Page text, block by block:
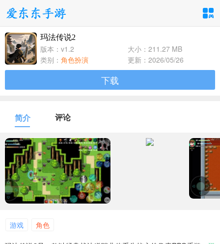
手游分类
卡牌回合
1百+款手游
1百+款手游
体育竞速
1百+款手游
冒险解谜
1百+款手游
模拟经营
音乐舞蹈
1百+款手游
儿童教育
1百+款手游
玛法传说2
版本：v1.2
大小：211.27 MB
类别： 角色扮演 更新：2026/05/26
下载
简介 评论
游戏 角色